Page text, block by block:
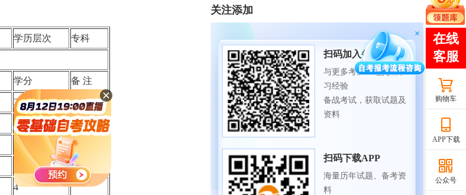
学历层次 专科
学分 备 注
3
3
2
4
关注添加
扫码加入备考交流群
与更多考生一起交流学
习经验
备战考试，获取试题及
资料
扫码下载APP
海量历年试题、备考资
料
购物车
APP下载
公众号